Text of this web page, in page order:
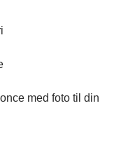
med foto til din